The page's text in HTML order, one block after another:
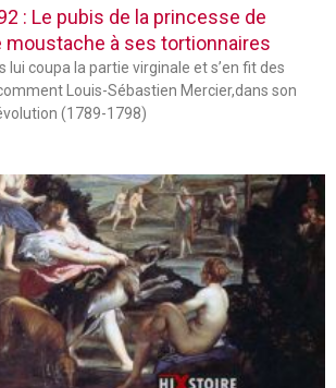
: Le pubis de la princesse de
moustache à ses tortionnaires
lui coupa la partie virginale et s’en fit des
Louis-Sébastien Mercier,dans son
(1789-1798)